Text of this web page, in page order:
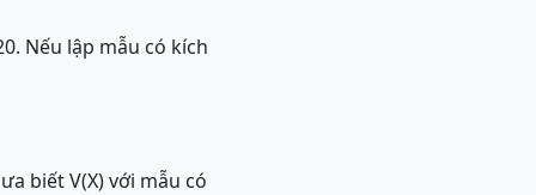
Nếu lập mẫu có kích
biết V(X) với mẫu có